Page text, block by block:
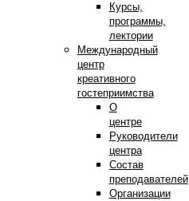
Курсы,
программы,
лектории
Международный
центр
креативного
гостеприимства
О
центре
Руководители
центра
Состав
преподавателей
Организации